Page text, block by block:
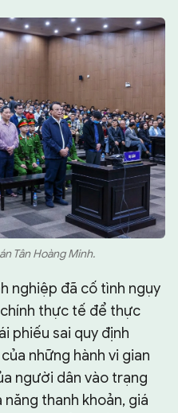
Tân Hoàng Minh.
nghiệp đã cố tình ngụy
thực tế để thực
phiếu sai quy định
những hành vi gian
người dân vào trạng
năng thanh khoản, giá